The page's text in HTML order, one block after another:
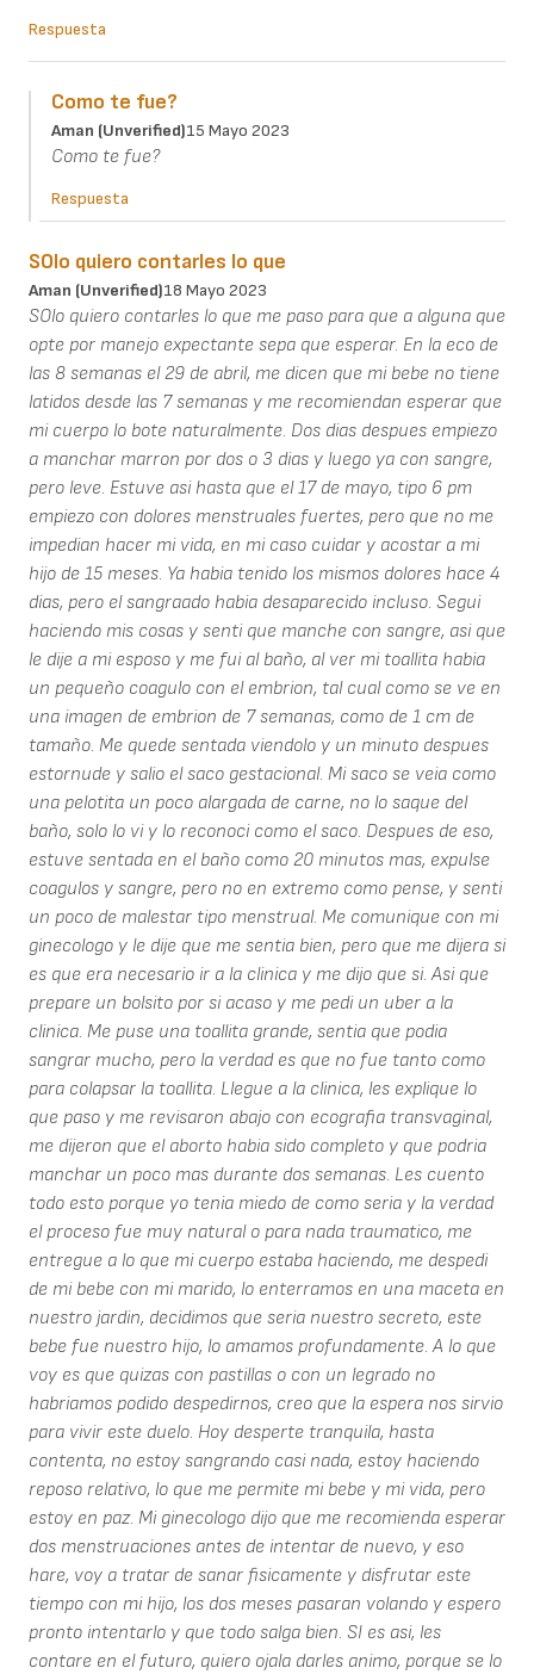
Respuesta
Como te fue?
Aman (unverified)15 Mayo 2023
Como te fue?
Respuesta
SOlo quiero contarles lo que
Aman (unverified)18 Mayo 2023
SOlo quiero contarles lo que me paso para que a alguna que
opte por manejo expectante sepa que esperar. En la eco de
las 8 semanas el 29 de abril, me dicen que mi bebe no tiene
latidos desde las 7 semanas y me recomiendan esperar que
mi cuerpo lo bote naturalmente. Dos dias despues empiezo
a manchar marron por dos o 3 dias y luego ya con sangre,
pero leve. Estuve asi hasta que el 17 de mayo, tipo 6 pm
empiezo con dolores menstruales fuertes, pero que no me
impedian hacer mi vida, en mi caso cuidar y acostar a mi
hijo de 15 meses. Ya habia tenido los mismos dolores hace 4
dias, pero el sangraado habia desaparecido incluso. Segui
haciendo mis cosas y senti que manche con sangre, asi que
le dije a mi esposo y me fui al baño, al ver mi toallita habia
un pequeño coagulo con el embrion, tal cual como se ve en
una imagen de embrion de 7 semanas, como de 1 cm de
tamaño. Me quede sentada viendolo y un minuto despues
estornude y salio el saco gestacional. Mi saco se veia como
una pelotita un poco alargada de carne, no lo saque del
baño, solo lo vi y lo reconoci como el saco. Despues de eso,
estuve sentada en el baño como 20 minutos mas, expulse
coagulos y sangre, pero no en extremo como pense, y senti
un poco de malestar tipo menstrual. Me comunique con mi
ginecologo y le dije que me sentia bien, pero que me dijera si
es que era necesario ir a la clinica y me dijo que si. Asi que
prepare un bolsito por si acaso y me pedi un uber a la
clinica. Me puse una toallita grande, sentia que podia
sangrar mucho, pero la verdad es que no fue tanto como
para colapsar la toallita. Llegue a la clinica, les explique lo
que paso y me revisaron abajo con ecografia transvaginal,
me dijeron que el aborto habia sido completo y que podria
manchar un poco mas durante dos semanas. Les cuento
todo esto porque yo tenia miedo de como seria y la verdad
el proceso fue muy natural o para nada traumatico, me
entregue a lo que mi cuerpo estaba haciendo, me despedi
de mi bebe con mi marido, lo enterramos en una maceta en
nuestro jardin, decidimos que seria nuestro secreto, este
bebe fue nuestro hijo, lo amamos profundamente. A lo que
voy es que quizas con pastillas o con un legrado no
habriamos podido despedirnos, creo que la espera nos sirvio
para vivir este duelo. Hoy desperte tranquila, hasta
contenta, no estoy sangrando casi nada, estoy haciendo
reposo relativo, lo que me permite mi bebe y mi vida, pero
estoy en paz. Mi ginecologo dijo que me recomienda esperar
dos menstruaciones antes de intentar de nuevo, y eso
hare, voy a tratar de sanar fisicamente y disfrutar este
tiempo con mi hijo, los dos meses pasaran volando y espero
pronto intentarlo y que todo salga bien. SI es asi, les
contare en el futuro, quiero ojala darles animo, porque se lo